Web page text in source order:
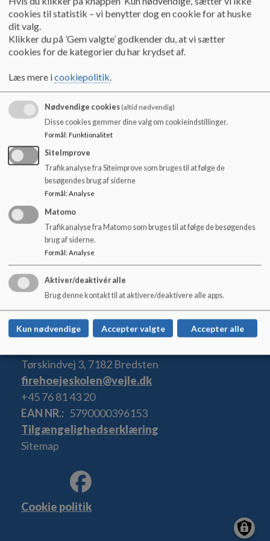
Påskeferie 2026: (Der er åben for pasning mandag og
tirsdag d. 30.+31/4-26):
Lukket02.04.26-06.04.26 (begge dage inkl.)
Kristi himmelfart 2026: lukket fra 14. maj til 15.maj 2026
Grundlovsdag5. juni 2026 lukket
Sommerferie 2026- uge 28, 29 og 30
Tørskindvej 3, 7182 Bredsten
firehoejeskolen@vejle.dk
+45 76 81 43 20
EAN NR.
5790000396153
Tilgængelighedserklæring
Sitemap
Cookie politik
cookies til statistik – vi benytter dog en cookie for at huske
dit valg.
Klikker du på ’Gem valgte’ godkender du, at vi sætter
cookies for de kategorier du har krydset af.
Læs mere icookiepolitik.
Nødvendige cookies(altid nødvendig)
Disse cookies gemmer dine valg om cookieindstillinger.
Formål: Funktionalitet
SiteImprove
Trafikanalyse fra Siteimprove som bruges til at følge de
besøgendes brug af siderne
Formål : Analyse
Matomo
Trafikanalyse fra Matomo som bruges til at følge de besøgendes
brug af siderne.
Formål: Analyse
Aktiver/deaktivér alle
Brug denne kontakt til at aktivere/deaktivere alle apps.
Kun nødvendige Accepter valgte Accepter alle